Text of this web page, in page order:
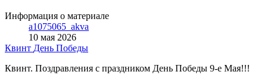
Информация о материале
a1075065_akva
10 мая 2026
Квинт День Победы
Квинт. Поздравления с праздником День Победы 9-е Мая!!!